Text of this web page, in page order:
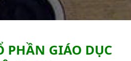
PHẦN GIÁO DỤC